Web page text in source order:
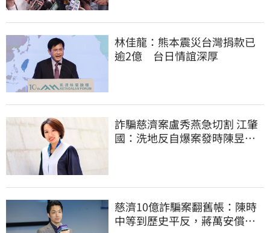
林佳龍：熊本震災台灣捐款已
逾2億 台日情誼深厚
詐騙慈濟案盧秀燕急切割 江肇
國：洗地反自爆案發時陳昱瑄
慈濟10億詐騙案翻舊帳：陳時
中等到歷史平反，蔣萬安償還